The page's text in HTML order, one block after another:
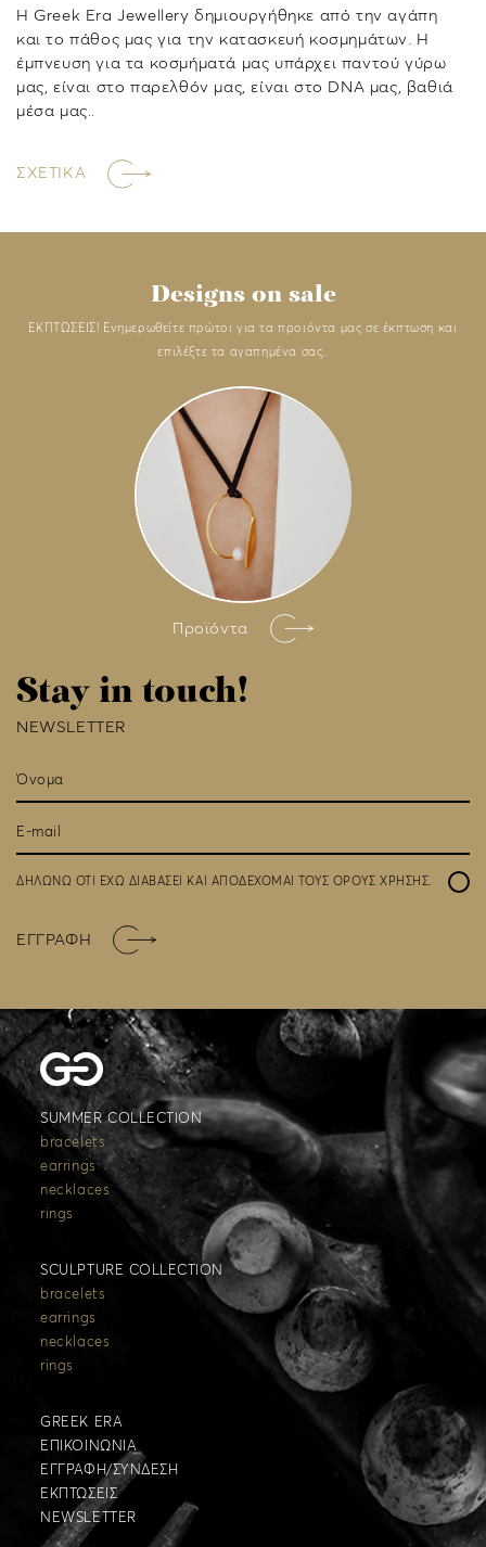
Η Greek Era Jewellery δημιουργήθηκε από την αγάπη
και το πάθος μας για την κατασκευή κοσμημάτων. Η
έμπνευση για τα κοσμήματά μας υπάρχει παντού γύρω
μας, είναι στο παρελθόν μας, είναι στο DNA μας, βαθιά
μέσα μας..
ΣΧΕΤΙΚΑ
Designs on sale
ΕΚΠΤΩΣΕΙΣ! Ενημερωθείτε πρώτοι για τα προιόντα μας σε έκπτωση και
επιλέξτε τα αγαπημένα σας..
Προϊόντα
Stay in touch!
NEWSLETTER
ΔΗΛΩΝΩ ΟΤΙ ΕΧΩ ΔΙΑΒΑΣΕΙ ΚΑΙ ΑΠΟΔΕΧΟΜΑΙ ΤΟΥΣ ΟΡΟΥΣ ΧΡΗΣΗΣ.
ΕΓΓΡΑΦΗ
SUMMER COLLECTION
bracelets
earrings
necklaces
rings
SCULPTURE COLLECTION
bracelets
earrings
necklaces
rings
GREEK ERA
ΕΠΙΚΟΙΝΩΝΙΑ
ΕΓΓΡΑΦΗ/ΣΥΝΔΕΣΗ
ΕΚΠΤΩΣΕΙΣ
NEWSLETTER